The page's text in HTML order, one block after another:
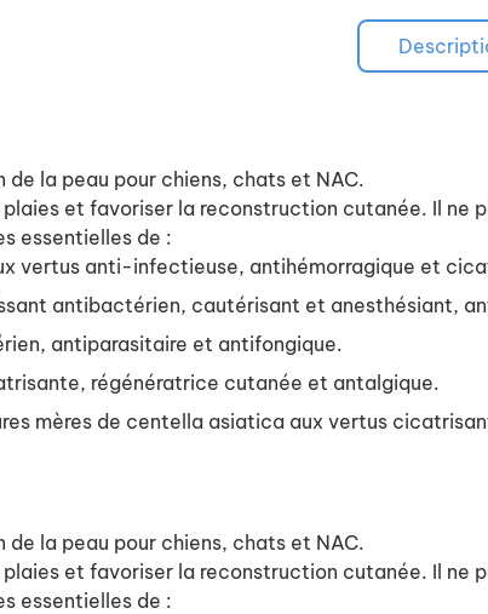
la peau pour chiens, chats et NAC.
et favoriser la reconstruction cutanée. Il ne
essentielles de :
vertus anti-infectieuse, antihémorragique et
antibactérien, cautérisant et anesthésiant,
antiparasitaire et antifongique.
régénératrice cutanée et antalgique.
mères de centella asiatica aux vertus
la peau pour chiens, chats et NAC.
et favoriser la reconstruction cutanée. Il ne
essentielles de :